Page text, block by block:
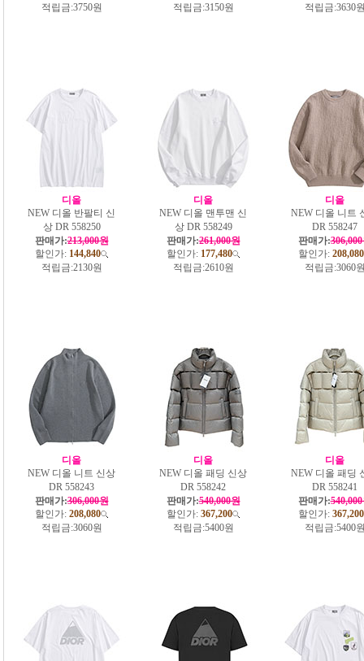
적립금:3750원
적립금:3150원
적립금:3630
디올
NEW 디올 반팔티 신
상 DR 558250
판매가:213,000원
할인가: 144,840
적립금:2130원
디올
NEW 디올 맨투맨 신
상 DR 558249
판매가:261,000원
할인가: 177,480
적립금:2610원
디올
NEW 디올 니트
DR 558247
판매가:
할인가: 208,080
적립금:3060
디올
NEW 디올 니트 신상
DR 558243
판매가:306,000원
할인가: 208,080
적립금:3060원
디올
NEW 디올 패딩 신상
DR 558242
판매가:540,000원
할인가: 367,200
적립금:5400원
디올
NEW 디올 패딩
DR 558241
판매가:
할인가: 367,200
적립금:5400